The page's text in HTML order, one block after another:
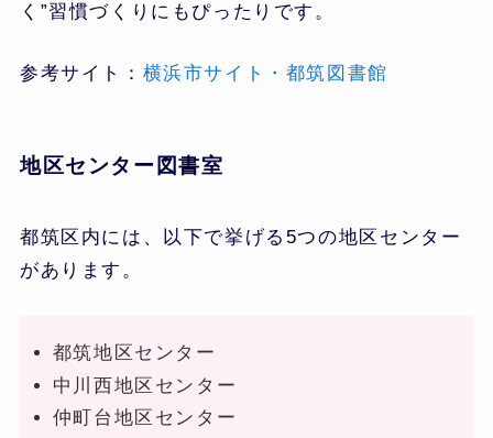
く”習慣づくりにもぴったりです。
参考サイト： 横浜市サイト・都筑図書館
地区センター図書室
都筑区内には、以下で挙げる5つの地区センター
があります。
都筑地区センター
中川西地区センター
仲町台地区センター